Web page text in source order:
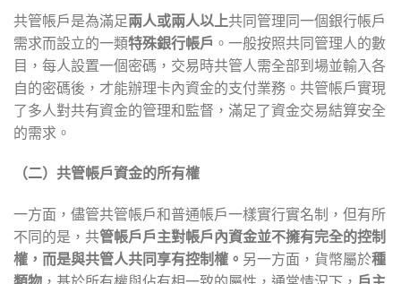
共管帳戶是為滿足兩人或兩人以上共同管理同一個銀行帳戶
需求而設立的一類特殊銀行帳戶 。一般按照共同管理人的數
目，每人設置一個密碼，交易時共管人需全部到場並輸入各
自的密碼後，才能辦理卡內資金的支付業務。共管帳戶實現
了多人對共有資金的管理和監督，滿足了資金交易結算安全
的需求。
（二）共管帳戶資金的所有權
一方面，儘管共管帳戶和普通帳戶一樣實行實名制，但有所
不同的是，共管帳戶戶主對帳戶內資金並不擁有完全的控制
權，而是與共管人共同享有控制權。 另一方面，貨幣屬於種